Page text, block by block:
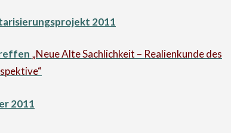
2011
„Neue Alte Sachlichkeit – Realienkunde des
2011